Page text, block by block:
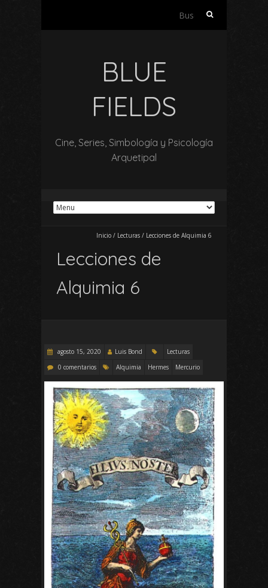
Buscar:
BLUE
FIELDS
Cine, Series, Simbología y Psicología
Arquetipal
Inicio / Lecturas / Lecciones de Alquimia 6
Lecciones de
Alquimia 6
agosto 15, 2020 Luis Bond
Lecturas
0 comentarios
Alquimia Hermes Mercurio